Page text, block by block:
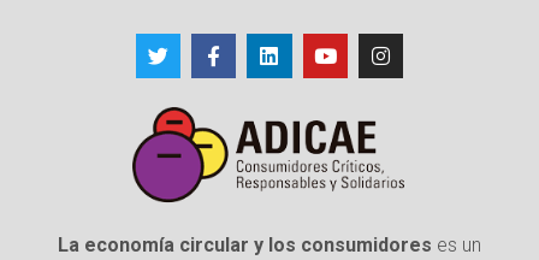
La economía circular y los consumidores es un